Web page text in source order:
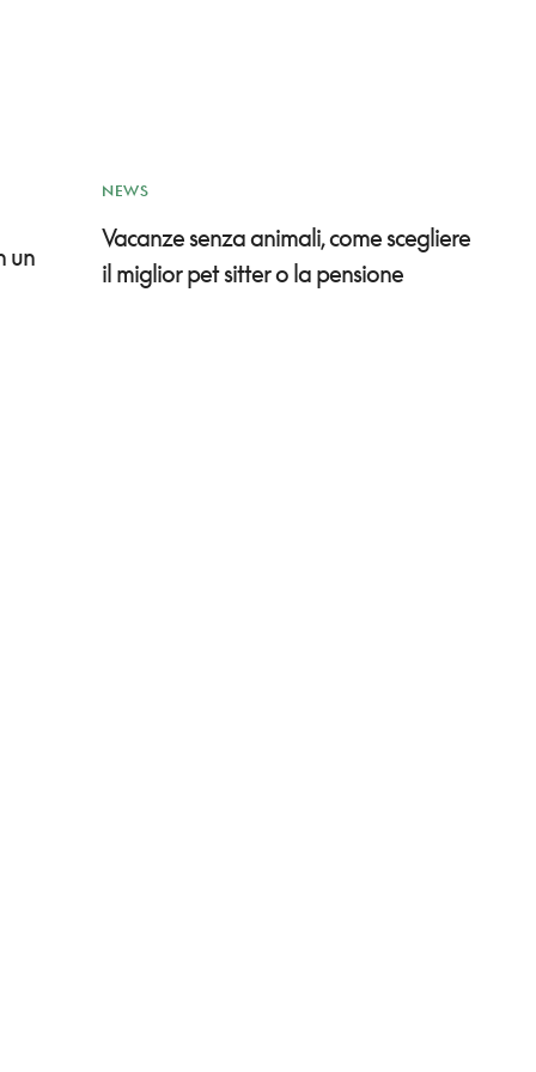
un
NEWS
Vacanze senza animali, come scegliere
il miglior pet sitter o la pensione